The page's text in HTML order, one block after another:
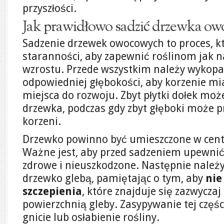
przyszłości.
Jak prawidłowo sadzić drzewka
Sadzenie drzewek owocowych to proces,
staranności, aby zapewnić roślinom jak
wzrostu. Przede wszystkim należy
odpowiedniej głębokości, aby korzenie
miejsca do rozwoju. Zbyt płytki dołek
drzewka, podczas gdy zbyt głęboki może
korzeni.
Drzewko powinno być umieszczone w
Ważne jest, aby przed sadzeniem
zdrowe i nieuszkodzone. Następnie
drzewko glebą, pamiętając o tym, aby
szczepienia, które znajduje się
powierzchnią gleby. Zasypywanie tej
gnicie lub osłabienie rośliny.